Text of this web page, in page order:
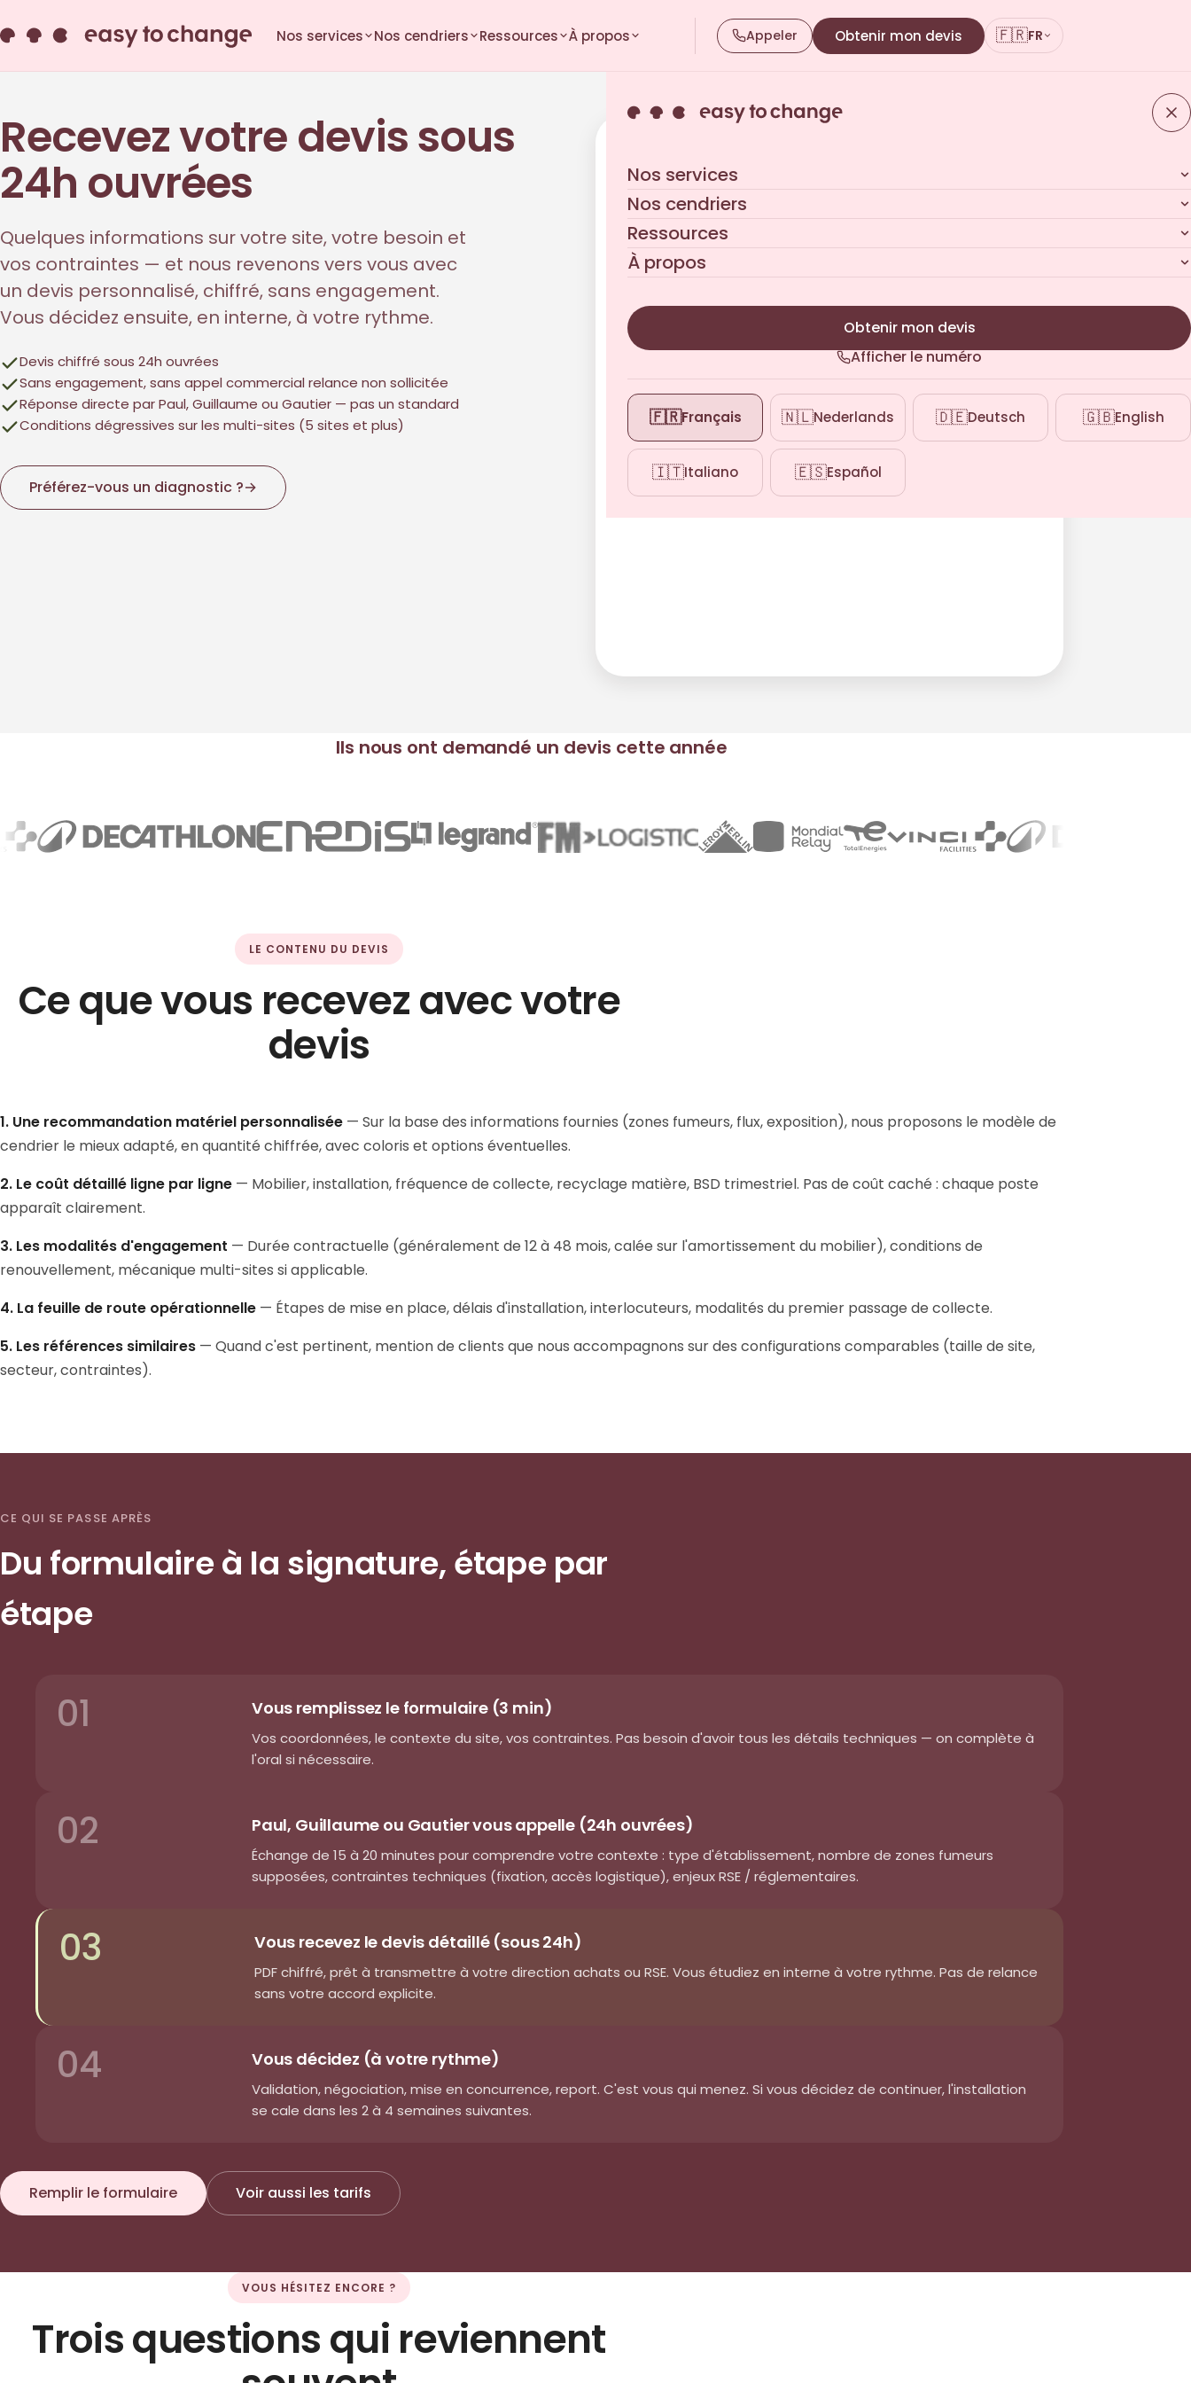
Nos services Nos cendriers Ressources À propos Appeler Obtenir mon devis 🇫🇷FR
Nos services
Nos cendriers
Ressources
À propos
Obtenir mon devis
Afficher le numéro
🇫🇷Français 🇳🇱Nederlands 🇩🇪Deutsch 🇬🇧English
🇮🇹Italiano 🇪🇸Español
Recevez votre devis sous
24h ouvrées
Quelques informations sur votre site, votre besoin et
vos contraintes — et nous revenons vers vous avec
un devis personnalisé, chiffré, sans engagement.
Vous décidez ensuite, en interne, à votre rythme.
Devis chiffré sous 24h ouvrées
Sans engagement, sans appel commercial relance non sollicitée
Réponse directe par Paul, Guillaume ou Gautier — pas un standard
Conditions dégressives sur les multi-sites (5 sites et plus)
Préférez-vous un diagnostic ?→
Réponse sous 24h ouvrées · Sans engagement
Ils nous ont demandé un devis cette année
LE CONTENU DU DEVIS
Ce que vous recevez avec votre
devis
1. Une recommandation matériel personnalisée — Sur la base des informations fournies (zones fumeurs, flux, exposition), nous proposons le modèle de
cendrier le mieux adapté, en quantité chiffrée, avec coloris et options éventuelles.
2. Le coût détaillé ligne par ligne — Mobilier, installation, fréquence de collecte, recyclage matière, BSD trimestriel. Pas de coût caché : chaque poste
apparaît clairement.
3. Les modalités d'engagement — Durée contractuelle (généralement de 12 à 48 mois, calée sur l'amortissement du mobilier), conditions de
renouvellement, mécanique multi-sites si applicable.
4. La feuille de route opérationnelle — Étapes de mise en place, délais d'installation, interlocuteurs, modalités du premier passage de collecte.
5. Les références similaires — Quand c'est pertinent, mention de clients que nous accompagnons sur des configurations comparables (taille de site,
secteur, contraintes).
CE QUI SE PASSE APRÈS
Du formulaire à la signature, étape par
étape
01 Vous remplissez le formulaire (3 min)
Vos coordonnées, le contexte du site, vos contraintes. Pas besoin d'avoir tous les détails techniques — on complète à
l'oral si nécessaire.
02 Paul, Guillaume ou Gautier vous appelle (24h ouvrées)
Échange de 15 à 20 minutes pour comprendre votre contexte : type d'établissement, nombre de zones fumeurs
supposées, contraintes techniques (fixation, accès logistique), enjeux RSE / réglementaires.
03 Vous recevez le devis détaillé (sous 24h)
PDF chiffré, prêt à transmettre à votre direction achats ou RSE. Vous étudiez en interne à votre rythme. Pas de relance
sans votre accord explicite.
04 Vous décidez (à votre rythme)
Validation, négociation, mise en concurrence, report. C'est vous qui menez. Si vous décidez de continuer, l'installation
se cale dans les 2 à 4 semaines suivantes.
Remplir le formulaire Voir aussi les tarifs
VOUS HÉSITEZ ENCORE ?
Trois questions qui reviennent